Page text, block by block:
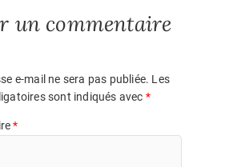
e
e
r
l
t
e
n
un commentaire
e-mail ne sera pas publiée. Les
sont indiqués avec *
*